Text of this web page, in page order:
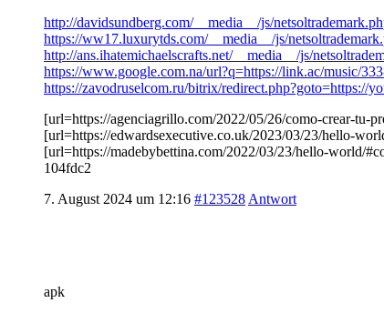
http://davidsundberg.com/__media__/js/
https://ww17.luxurytds.com/__media__/js/
http://ans.ihatemichaelscrafts.net/__media__/js/
https://www.google.com.na/url?q=https://link.ac/music/
https://zavodruselcom.ru/bitrix/redirect.php?goto=https://
[url=https://agenciagrillo.com/2022/05/26/como-crear-tu-
[url=https://edwardsexecutive.co.uk/2023/03/23/hello-
[url=https://madebybettina.com/2022/03/23/hello-world/
104fdc2
7. August 2024 um 12:16 #123528 Antwort
apk